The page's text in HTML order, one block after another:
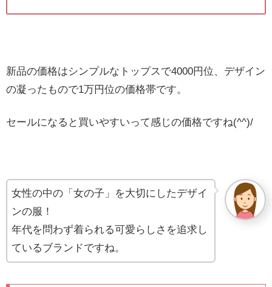
新品の価格はシンプルなトップスで4000円位、デザイン
の凝ったもので1万円位の価格帯です。
セールになると買いやすいって感じの価格ですね(^^)/
女性の中の「女の子」を大切にしたデザイ
ンの服！
年代を問わず着られる可愛らしさを追求し
ているブランドですね。